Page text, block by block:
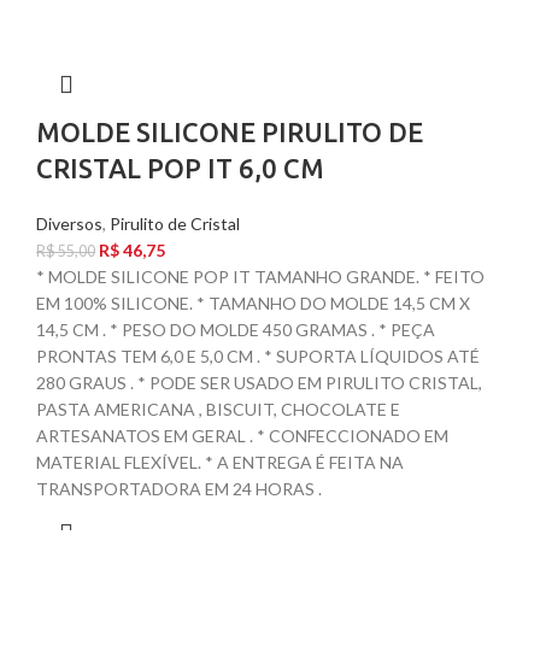
MOLDE SILICONE PIRULITO DE
CRISTAL POP IT 6,0 CM
Diversos, Pirulito de Cristal
R$55,00 R$46,75
* MOLDE SILICONE POP IT TAMANHO GRANDE. * FEITO
EM 100% SILICONE. * TAMANHO DO MOLDE 14,5 CM X
14,5 CM . * PESO DO MOLDE 450 GRAMAS . * PEÇA
PRONTAS TEM 6,0 E 5,0 CM . * SUPORTA LÍQUIDOS ATÉ
280 GRAUS . * PODE SER USADO EM PIRULITO CRISTAL,
PASTA AMERICANA , BISCUIT, CHOCOLATE E
ARTESANATOS EM GERAL . * CONFECCIONADO EM
MATERIAL FLEXÍVEL. * A ENTREGA É FEITA NA
TRANSPORTADORA EM 24 HORAS .